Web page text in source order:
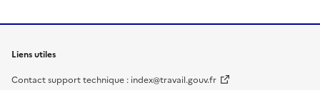
Liens utiles
Contact support technique : index@travail.gouv.fr